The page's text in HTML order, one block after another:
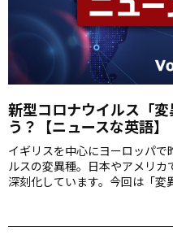
新型コロナウイルス「
う？【ニュースな英語】
イギリスを中心にヨーロッパ
ルスの変異種。日本やアメリ
深刻化しています。今回は「変